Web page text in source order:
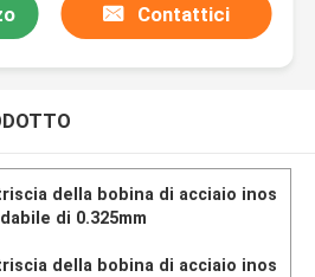
Contattici
della bobina di acciaio inos
di 0.325mm
della bobina di acciaio inos